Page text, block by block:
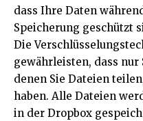
dass Ihre Daten
Speicherung geschützt
Die
gewährleisten, dass
denen Sie Dateien
haben. Alle Dateien
in der Dropbox